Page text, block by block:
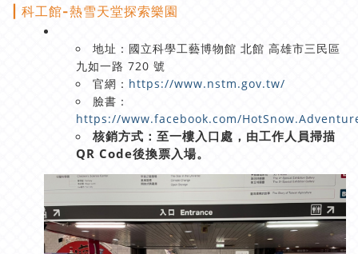
| 科工館-熱雪天堂探索樂園
地址：國立科學工藝博物館 北館 高雄市三民區
九如一路 720 號
官網： https://www.nstm.gov.tw/
臉書：
https://www.facebook.com/
核銷方式：至一樓入口處，由工作人員掃描
QR Code後換票入場。